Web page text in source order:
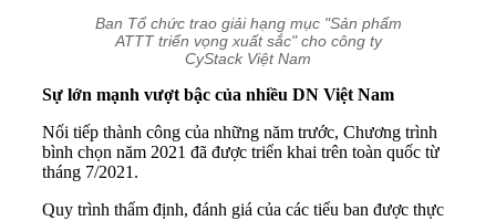
Ban Tổ chức trao giải hạng mục "Sản phẩm
ATTT triển vọng xuất sắc" cho công ty
CyStack Việt Nam
Sự lớn mạnh vượt bậc của nhiều DN Việt Nam
Nối tiếp thành công của những năm trước, Chương trình
bình chọn năm 2021 đã được triển khai trên toàn quốc từ
tháng 7/2021.
Quy trình thẩm định, đánh giá của các tiểu ban được thực